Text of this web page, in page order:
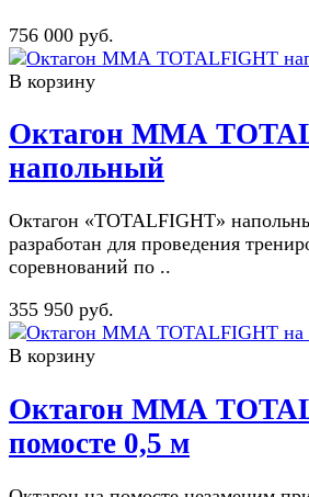
756 000 руб.
В корзину
Октагон ММА
напольный
Октагон «TOTALFIGHT»
разработан для проведения
соревнований по ..
355 950 руб.
В корзину
Октагон ММА
помосте 0,5 м